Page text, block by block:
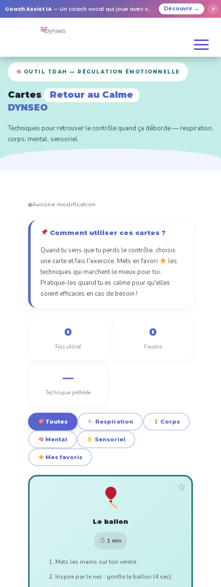
Coach Assist IA — Un coach vocal qui joue avec vos proches Découvrir → ✕
OUTIL TDAH — RÉGULATION ÉMOTIONNELLE
Cartes
Retour au Calme
DYNSEO
Techniques pour retrouver le contrôle quand ça déborde — respiration,
corps, mental, sensoriel.
Aucune modification
Comment utiliser ces cartes ?
Quand tu sens que tu perds le contrôle, choisis
une carte et fais l'exercice. Mets en favori
les
techniques qui marchent le mieux pour toi.
Pratique-les quand tu es calme pour qu'elles
soient efficaces en cas de besoin !
0
Fois utilisé
0
Favoris
—
Technique préférée
Toutes Respiration Corps
Mental Sensoriel
Mes favoris
☆
Le ballon
1 min
Mets les mains sur ton ventre
Inspire par le nez : gonfle le ballon (4 sec)